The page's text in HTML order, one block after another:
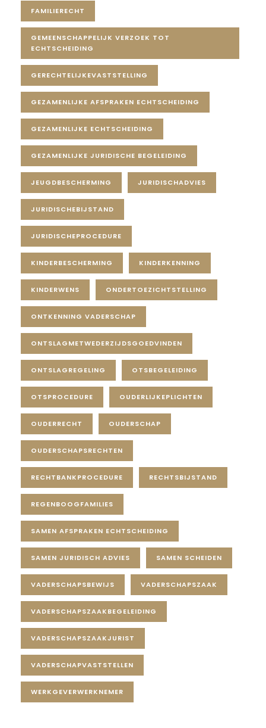
FAMILIERECHT
GEMEENSCHAPPELIJK VERZOEK TOT
ECHTSCHEIDING
GERECHTELIJKEVASTSTELLING
GEZAMENLIJKE AFSPRAKEN ECHTSCHEIDING
GEZAMENLIJKE ECHTSCHEIDING
GEZAMENLIJKE JURIDISCHE BEGELEIDING
JEUGDBESCHERMING JURIDISCHADVIES
JURIDISCHEBIJSTAND
JURIDISCHEPROCEDURE
KINDERBESCHERMING KINDERKENNING
KINDERWENS ONDERTOEZICHTSTELLING
ONTKENNING VADERSCHAP
ONTSLAGMETWEDERZIJDSGOEDVINDEN
ONTSLAGREGELING OTSBEGELEIDING
OTSPROCEDURE OUDERLIJKEPLICHTEN
OUDERRECHT OUDERSCHAP
OUDERSCHAPSRECHTEN
RECHTBANKPROCEDURE RECHTSBIJSTAND
REGENBOOGFAMILIES
SAMEN AFSPRAKEN ECHTSCHEIDING
SAMEN JURIDISCH ADVIES SAMEN SCHEIDEN
VADERSCHAPSBEWIJS VADERSCHAPSZAAK
VADERSCHAPSZAAKBEGELEIDING
VADERSCHAPSZAAKJURIST
VADERSCHAPVASTSTELLEN
WERKGEVERWERKNEMER